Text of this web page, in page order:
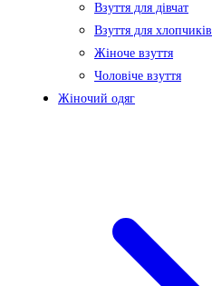
Взуття для дівчат
Взуття для хлопчиків
Жіноче взуття
Чоловіче взуття
Жіночий одяг